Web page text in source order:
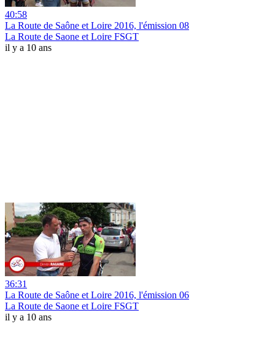
40:58
La Route de Saône et Loire 2016, l'émission 08
La Route de Saone et Loire FSGT
il y a 10 ans
36:31
La Route de Saône et Loire 2016, l'émission 06
La Route de Saone et Loire FSGT
il y a 10 ans